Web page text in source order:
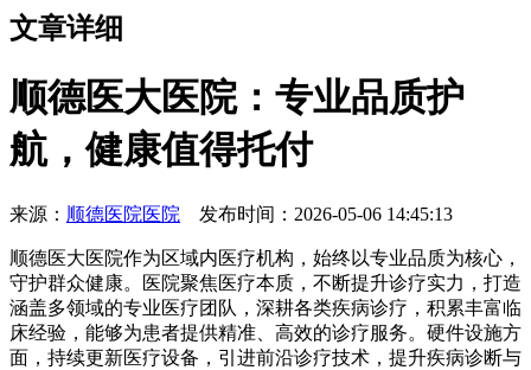
文章详细
顺德医大医院：专业品质护
航，健康值得托付
来源： 顺德医院医院 发布时间：2026-05-06 14:45:13
顺德医大医院作为区域内医疗机构，始终以专业品质为核心，
守护群众健康。医院聚焦医疗本质，不断提升诊疗实力，打造
涵盖多领域的专业医疗团队，深耕各类疾病诊疗，积累丰富临
床经验，能够为患者提供精准、高效的诊疗服务。硬件设施方
面，持续更新医疗设备，引进前沿诊疗技术，提升疾病诊断与